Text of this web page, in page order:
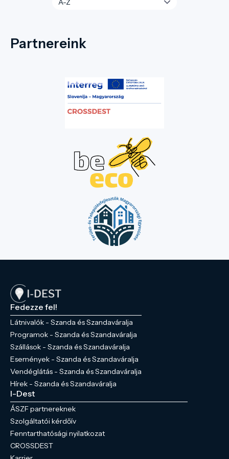
Partnereink
Fedezze fel!
Látnivalók - Szanda és Szandaváralja
Programok - Szanda és Szandaváralja
Szállások - Szanda és Szandaváralja
Események - Szanda és Szandaváralja
Vendéglátás - Szanda és Szandaváralja
Hírek - Szanda és Szandaváralja
I-Dest
ÁSZF partnereknek
Szolgáltatói kérdőív
Fenntarthatósági nyilatkozat
CROSSDEST